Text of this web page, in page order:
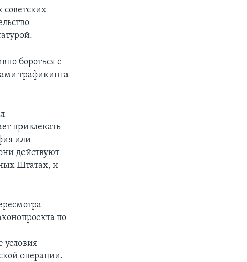
бороться с
трафикинга
привлекать
или
действуют
Штатах, и
по
условия
операции.